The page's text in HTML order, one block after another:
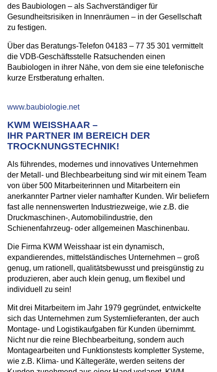
des Baubiologen – als Sachverständiger für
Gesundheitsrisiken in Innenräumen – in der Gesellschaft
zu festigen.
Über das Beratungs-Telefon 04183 – 77 35 301 vermittelt
die VDB-Geschäftsstelle Ratsuchenden einen
Baubiologen in ihrer Nähe, von dem sie eine telefonische
kurze Erstberatung erhalten.
www.baubiologie.net
KWM WEISSHAAR –
IHR PARTNER IM BEREICH DER
TROCKNUNGSTECHNIK!
Als führendes, modernes und innovatives Unternehmen
der Metall- und Blechbearbeitung sind wir mit einem Team
von über 500 Mitarbeiterinnen und Mitarbeitern ein
anerkannter Partner vieler namhafter Kunden. Wir beliefern
fast alle nennenswerten Industriezweige, wie z.B. die
Druckmaschinen-, Automobilindustrie, den
Schienenfahrzeug- oder allgemeinen Maschinenbau.
Die Firma KWM Weisshaar ist ein dynamisch,
expandierendes, mittelständisches Unternehmen – groß
genug, um rationell, qualitätsbewusst und preisgünstig zu
produzieren, aber auch klein genug, um flexibel und
individuell zu sein!
Mit drei Mitarbeitern im Jahr 1979 gegründet, entwickelte
sich das Unternehmen zum Systemlieferanten, der auch
Montage- und Logistikaufgaben für Kunden übernimmt.
Nicht nur die reine Blechbearbeitung, sondern auch
Montagearbeiten und Funktionstests kompletter Systeme,
wie z.B. Klima- und Kältegeräte, werden seitens der